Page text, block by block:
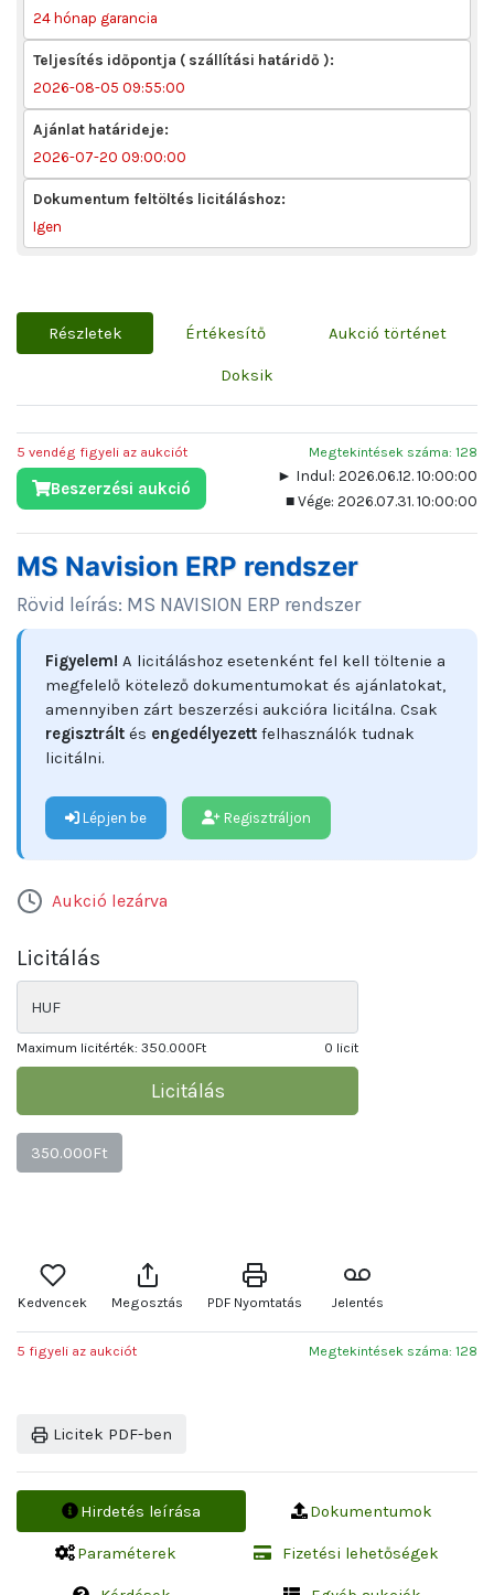
24 hónap garancia
Teljesítés időpontja ( szállítási határidő ):
2026-08-05 09:55:00
Ajánlat határideje:
2026-07-20 09:00:00
Dokumentum feltöltés licitáláshoz:
Igen
Részletek Értékesítő Aukció történet
Doksik
5 vendég figyeli az aukciót Megtekintések száma: 128
Beszerzési aukció
► Indul: 2026.06.12. 10:00:00
■ Vége: 2026.07.31. 10:00:00
MS Navision ERP rendszer
Rövid leírás: MS NAVISION ERP rendszer
Figyelem! A licitáláshoz esetenként fel kell töltenie a
megfelelő kötelező dokumentumokat és ajánlatokat,
amennyiben zárt beszerzési aukcióra licitálna. Csak
regisztrált és engedélyezett felhasználók tudnak
licitálni.
Lépjen be Regisztráljon
Aukció lezárva
Licitálás
HUF
Maximum licitérték: 350.000Ft 0 licit
Licitálás
350.000Ft
Kedvencek Megosztás PDF Nyomtatás Jelentés
5 figyeli az aukciót Megtekintések száma: 128
Licitek PDF-ben
Hirdetés leírása Dokumentumok
Paraméterek Fizetési lehetőségek